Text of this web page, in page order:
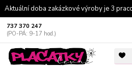
Aktuální doba zakázkové výroby je 3
737 370 247
(PO-PÁ: 9-17 hod.)